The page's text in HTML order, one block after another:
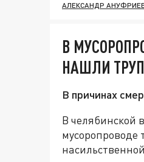
АЛЕКСАНДР
В
НАШЛИ
В причинах
В челябинской